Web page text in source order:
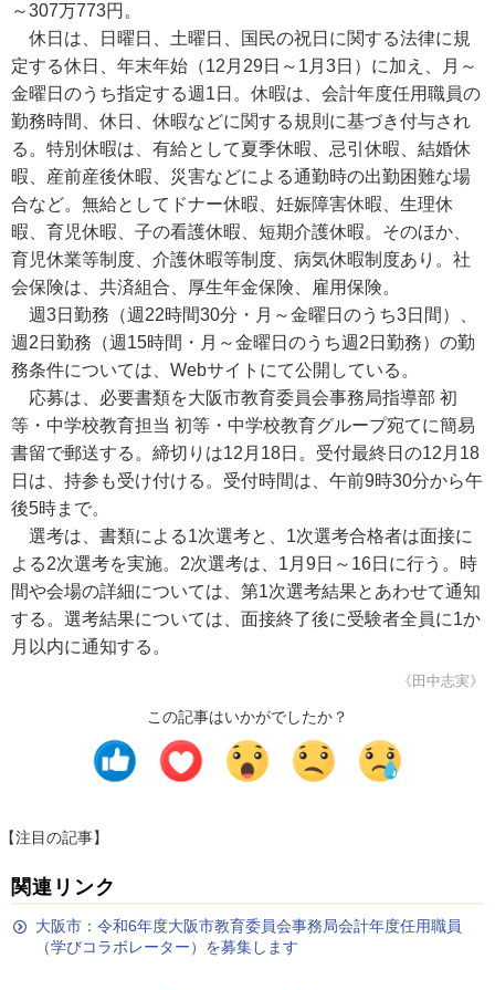
～307万773円。
休日は、日曜日、土曜日、国民の祝日に関する法律に規
定する休日、年末年始（12月29日～1月3日）に加え、月～
金曜日のうち指定する週1日。休暇は、会計年度任用職員の
勤務時間、休日、休暇などに関する規則に基づき付与され
る。特別休暇は、有給として夏季休暇、忌引休暇、結婚休
暇、産前産後休暇、災害などによる通勤時の出勤困難な場
合など。無給としてドナー休暇、妊娠障害休暇、生理休
暇、育児休暇、子の看護休暇、短期介護休暇。そのほか、
育児休業等制度、介護休暇等制度、病気休暇制度あり。社
会保険は、共済組合、厚生年金保険、雇用保険。
週3日勤務（週22時間30分・月～金曜日のうち3日間）、
週2日勤務（週15時間・月～金曜日のうち週2日勤務）の勤
務条件については、Webサイトにて公開している。
応募は、必要書類を大阪市教育委員会事務局指導部 初
等・中学校教育担当 初等・中学校教育グループ宛てに簡易
書留で郵送する。締切りは12月18日。受付最終日の12月18
日は、持参も受け付ける。受付時間は、午前9時30分から午
後5時まで。
選考は、書類による1次選考と、1次選考合格者は面接に
よる2次選考を実施。2次選考は、1月9日～16日に行う。時
間や会場の詳細については、第1次選考結果とあわせて通知
する。選考結果については、面接終了後に受験者全員に1か
月以内に通知する。
《田中志実》
この記事はいかがでしたか？
【注目の記事】
関連リンク
大阪市：令和6年度大阪市教育委員会事務局会計年度任用職員
（学びコラボレーター）を募集します